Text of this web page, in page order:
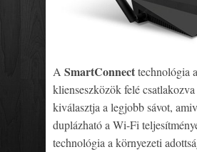
A SmartConnecttechnológia a
klienseszközök felé
kiválasztja a legjobb sávot,
duplázható a Wi-Fi
technológia a környezeti